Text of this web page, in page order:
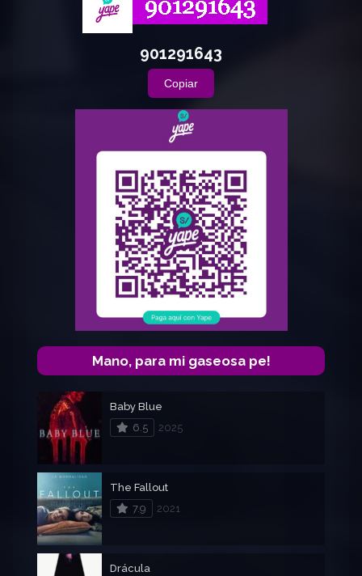
901291643
Copiar
Mano, para mi gaseosa pe!
Baby Blue
6.5
2025
The Fallout
7.9
2021
Drácula